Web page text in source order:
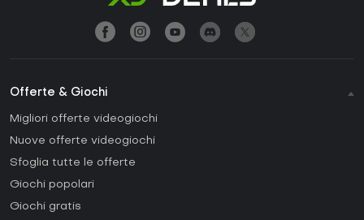
Offerte & Giochi
Migliori offerte videogiochi
Nuove offerte videogiochi
Sfoglia tutte le offerte
Giochi popolari
Giochi gratis